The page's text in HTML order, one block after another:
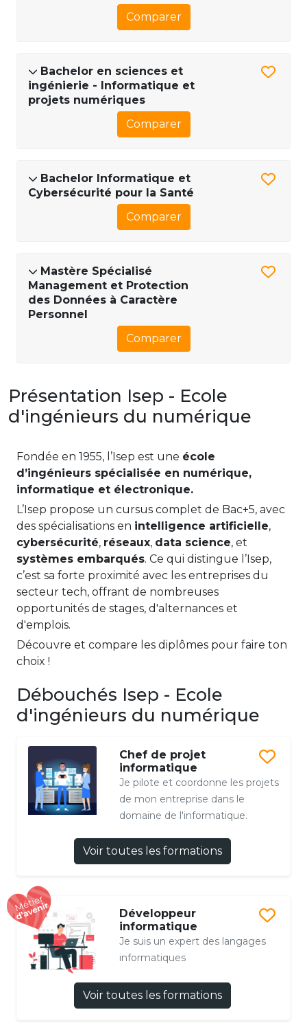
Comparer
Bachelor en sciences et
ingénierie - Informatique et
projets numériques
Comparer
Bachelor Informatique et
Cybersécurité pour la Santé
Comparer
Mastère Spécialisé
Management et Protection
des Données à Caractère
Personnel
Comparer
Présentation Isep - Ecole
d'ingénieurs du numérique
Fondée en 1955, l’Isep est une école
d’ingénieurs spécialisée en numérique,
informatique et électronique.
L’Isep propose un cursus complet de Bac+5, avec
des spécialisations en intelligence artificielle,
cybersécurité, réseaux, data science, et
systèmes embarqués. Ce qui distingue l’Isep,
c’est sa forte proximité avec les entreprises du
secteur tech, offrant de nombreuses
opportunités de stages, d'alternances et
d'emplois.
Découvre et compare les diplômes pour faire ton
choix !
Débouchés Isep - Ecole
d'ingénieurs du numérique
Chef de projet
informatique
Je pilote et coordonne les projets
de mon entreprise dans le
domaine de l'informatique.
Voir toutes les formations
Développeur
informatique
Je suis un expert des langages
informatiques
Voir toutes les formations